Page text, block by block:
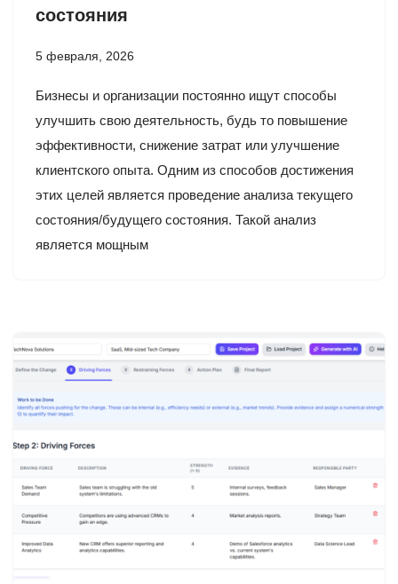
состояния
5 февраля, 2026
Бизнесы и организации постоянно ищут способы
улучшить свою деятельность, будь то повышение
эффективности, снижение затрат или улучшение
клиентского опыта. Одним из способов достижения
этих целей является проведение анализа текущего
состояния/будущего состояния. Такой анализ
является мощным